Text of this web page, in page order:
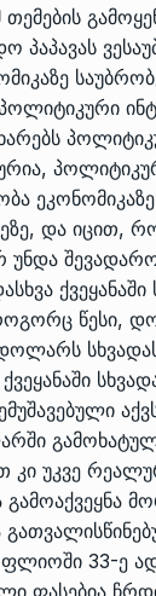
პაპავას
და იცით,
უნდა
წესი,
კი უკვე
33-ე
ფასებია
13/05/